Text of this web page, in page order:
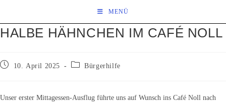
springen
MENÜ
HALBE HÄHNCHEN IM CAFÉ NOLL
Beitrag10. April 2025
Beitrags-Bürgerhilfe
Unser erster Mittagessen-Ausflug führte uns auf Wunsch ins Café Noll nach